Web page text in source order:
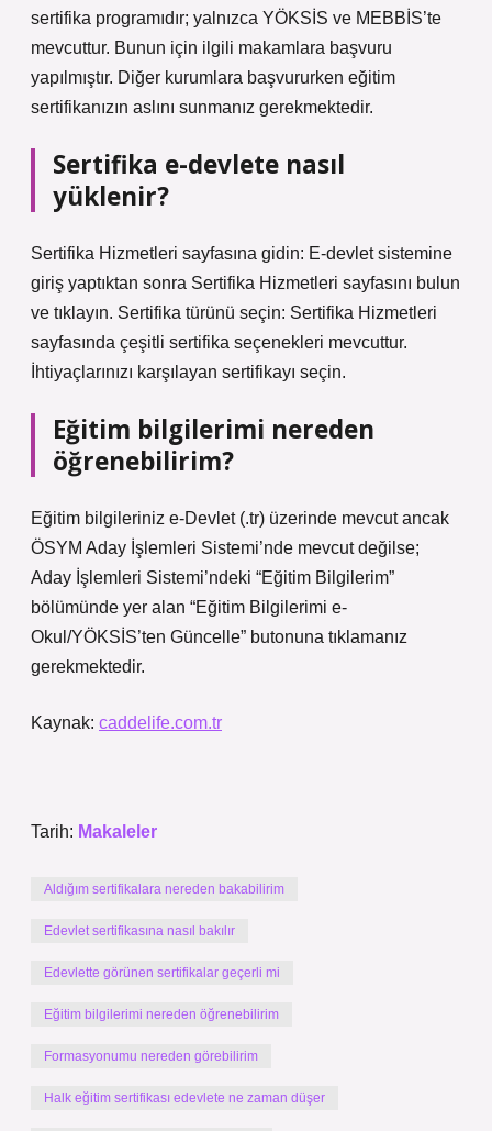
sertifika programıdır; yalnızca YÖKSİS ve MEBBİS’te
mevcuttur. Bunun için ilgili makamlara başvuru
yapılmıştır. Diğer kurumlara başvururken eğitim
sertifikanızın aslını sunmanız gerekmektedir.
Sertifika e-devlete nasıl
yüklenir?
Sertifika Hizmetleri sayfasına gidin: E-devlet sistemine
giriş yaptıktan sonra Sertifika Hizmetleri sayfasını bulun
ve tıklayın. Sertifika türünü seçin: Sertifika Hizmetleri
sayfasında çeşitli sertifika seçenekleri mevcuttur.
İhtiyaçlarınızı karşılayan sertifikayı seçin.
Eğitim bilgilerimi nereden
öğrenebilirim?
Eğitim bilgileriniz e-Devlet (.tr) üzerinde mevcut ancak
ÖSYM Aday İşlemleri Sistemi’nde mevcut değilse;
Aday İşlemleri Sistemi’ndeki “Eğitim Bilgilerim”
bölümünde yer alan “Eğitim Bilgilerimi e-
Okul/YÖKSİS’ten Güncelle” butonuna tıklamanız
gerekmektedir.
Kaynak: caddelife.com.tr
Tarih: Makaleler
Aldığım sertifikalara nereden bakabilirim
Edevlet sertifikasına nasıl bakılır
Edevlette görünen sertifikalar geçerli mi
Eğitim bilgilerimi nereden öğrenebilirim
Formasyonumu nereden görebilirim
Halk eğitim sertifikası edevlete ne zaman düşer